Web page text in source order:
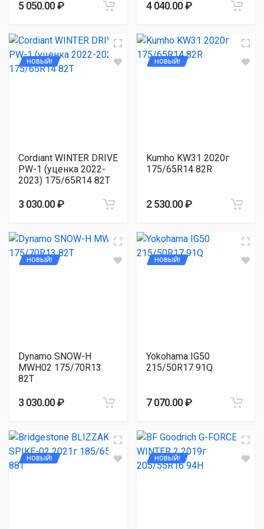
5 050.00 ₽ 4 040.00 ₽
НОВЫЙ!
Cordiant WINTER DRIVE
PW-1 (уценка 2022-
2023) 175/65R14 82T
3 030.00 ₽
НОВЫЙ!
Kumho KW31 2020г
175/65R14 82R
2 530.00 ₽
НОВЫЙ!
Dynamo SNOW-H
MWH02 175/70R13
82T
3 030.00 ₽
НОВЫЙ!
Yokohama IG50
215/50R17 91Q
7 070.00 ₽
НОВЫЙ! НОВЫЙ!